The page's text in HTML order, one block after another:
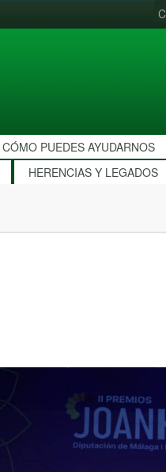
CÓMO PUEDES AYUDARNOS
HERENCIAS Y LEGADOS